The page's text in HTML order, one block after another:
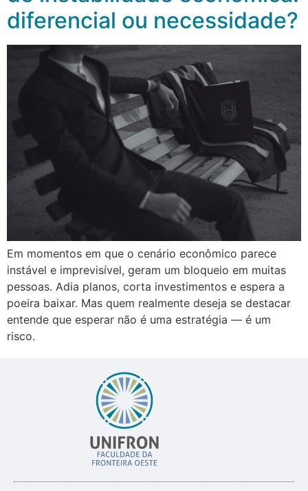
diferencial ou necessidade?
Em momentos em que o cenário econômico parece
instável e imprevisível, geram um bloqueio em muitas
pessoas. Adia planos, corta investimentos e espera a
poeira baixar. Mas quem realmente deseja se destacar
entende que esperar não é uma estratégia — é um
risco.